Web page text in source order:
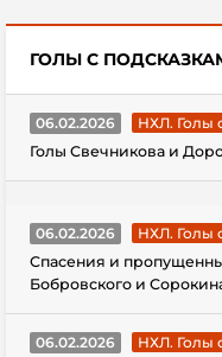
ГОЛЫ С
06.02.2026
НХЛ. Голы
Голы Свечникова и
06.02.2026
НХЛ. Голы
Спасения и
Бобровского и
06.02.2026
НХЛ. Голы